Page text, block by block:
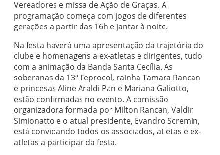
Vereadores e missa de Ação de Graças. A
programação começa com jogos de diferentes
gerações a partir das 16h e jantar à noite.
Na festa haverá uma apresentação da trajetória do
clube e homenagens a ex-atletas e dirigentes, tudo
com a animação da Banda Santa Cecília. As
soberanas da 13ª Feprocol, rainha Tamara Rancan
e princesas Aline Araldi Pan e Mariana Galiotto,
estão confirmadas no evento. A comissão
organizadora formada por Milton Rancan, Valdir
Simionatto e o atual presidente, Evandro Scremin,
está convidando todos os associados, atletas e ex-
atletas a participar da festa.